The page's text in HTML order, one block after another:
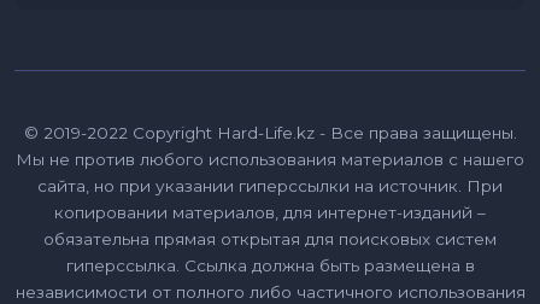
© 2019-2022 Copyright Hard-Life.kz - Все права защищены.
Мы не против любого использования материалов с нашего
сайта, но при указании гиперссылки на источник. При
копировании материалов, для интернет-изданий –
обязательна прямая открытая для поисковых систем
гиперссылка. Ссылка должна быть размещена в
независимости от полного либо частичного использования